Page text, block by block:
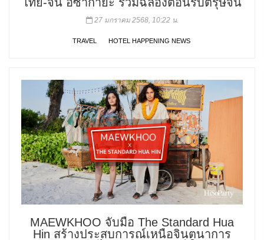
27 มกราคม 2568, 10:22 น.
TRAVEL HOTEL HAPPENING NEWS
MAEWKHOO จับมือ The Standard Hua
Hin สร้างประสบการณ์เหนือจินตนาการ